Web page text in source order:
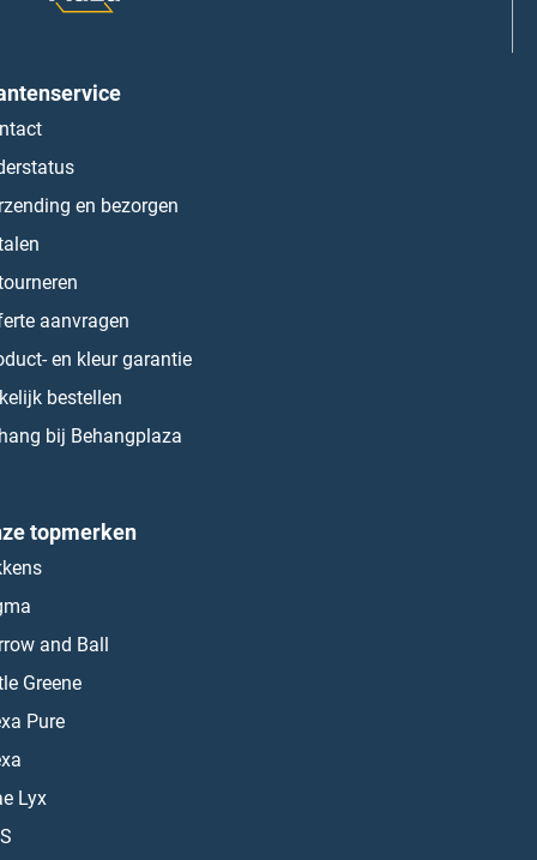
en bezorgen
aanvragen
en kleur garantie
bestellen
bij Behangplaza
topmerken
and Ball
Greene
Pure
Lyx